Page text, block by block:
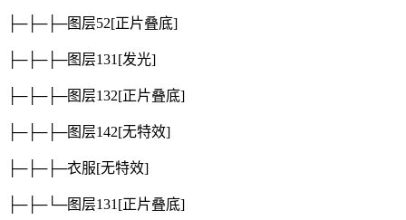
├─├─├─图层52[正片叠底]
├─├─├─图层131 [发光]
├─├─├─图层132[正片叠底]
├─├─├─图层142[无特效]
├─├─├─衣服[无特效]
├─├─└─图层131 [正片叠底]